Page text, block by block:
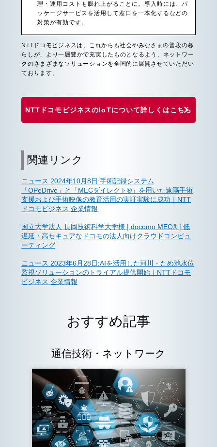
理・運用コストも膨れ上がることに。導入時には、パ
ッケージサービスを活用して窓口を一本化するなどの
対策が有効です。
NTTドコモビジネスは、これからも社会やみなさまの普段の暮
らしが、より一層豊かで充実したものとなるよう、ネットワー
クのさまざまなソリューションを全国的に展開させていただい
ております。
NTTドコモビジネスのIoTについて詳しくはこちら
関連リンク
ニュース 2024年10月8日:手術記録システム
「OPeDrive」と「MECダイレクト®」を用いた遠隔手術
支援および手術映像の教育活用の実証実験に成功｜NTT
ドコモビジネス 企業情報
国立大学法人 長岡技術科学大学様 | docomo MEC® | 低
遅延・高セキュアなドコモの法人向けクラウドコンピュ
ーティング
ニュース 2023年6月28日:AIを活用した河川・ため池水位
監視ソリューションのトライアル提供開始｜NTTドコモ
ビジネス 企業情報
おすすめ記事
通信技術・ネットワーク